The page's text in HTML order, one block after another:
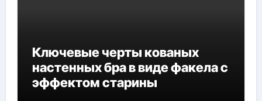
Ключевые черты кованых
настенных бра в виде факела с
эффектом старины